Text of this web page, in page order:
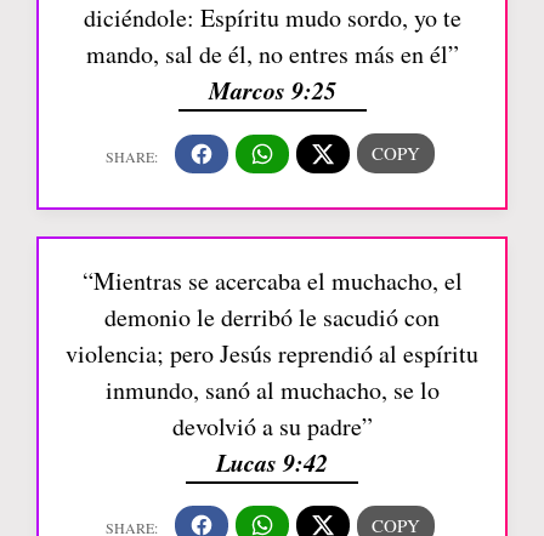
diciéndole: Espíritu mudo sordo, yo te
mando, sal de él, no entres más en él”
Marcos 9:25
“Mientras se acercaba el muchacho, el
demonio le derribó le sacudió con
violencia; pero Jesús reprendió al espíritu
inmundo, sanó al muchacho, se lo
devolvió a su padre”
Lucas 9:42